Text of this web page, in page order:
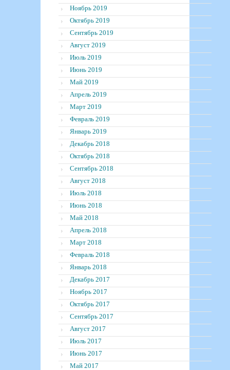
Ноябрь 2019
Октябрь 2019
Сентябрь 2019
Август 2019
Июль 2019
Июнь 2019
Май 2019
Апрель 2019
Март 2019
Февраль 2019
Январь 2019
Декабрь 2018
Октябрь 2018
Сентябрь 2018
Август 2018
Июль 2018
Июнь 2018
Май 2018
Апрель 2018
Март 2018
Февраль 2018
Январь 2018
Декабрь 2017
Ноябрь 2017
Октябрь 2017
Сентябрь 2017
Август 2017
Июль 2017
Июнь 2017
Май 2017